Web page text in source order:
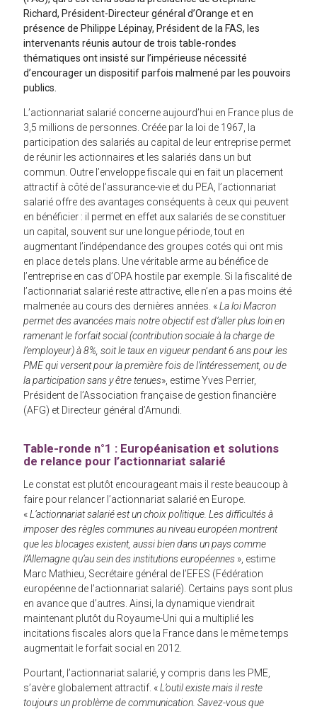
Richard, Président-Directeur général d’Orange et en
présence de Philippe Lépinay, Président de la FAS, les
intervenants réunis autour de trois table-rondes
thématiques ont insisté sur l’impérieuse nécessité
d’encourager un dispositif parfois malmené par les pouvoirs
publics.
L’actionnariat salarié concerne aujourd’hui en France plus de
3,5 millions de personnes. Créée par la loi de 1967, la
participation des salariés au capital de leur entreprise permet
de réunir les actionnaires et les salariés dans un but
commun. Outre l’enveloppe fiscale qui en fait un placement
attractif à côté de l’assurance-vie et du PEA, l’actionnariat
salarié offre des avantages conséquents à ceux qui peuvent
en bénéficier : il permet en effet aux salariés de se constituer
un capital, souvent sur une longue période, tout en
augmentant l’indépendance des groupes cotés qui ont mis
en place de tels plans. Une véritable arme au bénéfice de
l’entreprise en cas d’OPA hostile par exemple. Si la fiscalité de
l’actionnariat salarié reste attractive, elle n’en a pas moins été
malmenée au cours des dernières années. «La loi Macron
permet des avancées mais notre objectif est d’aller plus loin en
ramenant le forfait social (contribution sociale à la charge de
l’employeur) à 8%, soit le taux en vigueur pendant 6 ans pour les
PME qui versent pour la première fois de l’intéressement, ou de
la participation sans y être tenues», estime Yves Perrier,
Président de l’Association française de gestion financière
(AFG) et Directeur général d’Amundi.
Table-ronde n°1 : Européanisation et solutions
de relance pour l’actionnariat salarié
Le constat est plutôt encourageant mais il reste beaucoup à
faire pour relancer l’actionnariat salarié en Europe.
«L’actionnariat salarié est un choix politique. Les difficultés à
imposer des règles communes au niveau européen montrent
que les blocages existent, aussi bien dans un pays comme
l’Allemagne qu’au sein des institutions européennes», estime
Marc Mathieu, Secrétaire général de l’EFES (Fédération
européenne de l’actionnariat salarié). Certains pays sont plus
en avance que d’autres. Ainsi, la dynamique viendrait
maintenant plutôt du Royaume-Uni qui a multiplié les
incitations fiscales alors que la France dans le même temps
augmentait le forfait social en 2012.
Pourtant, l’actionnariat salarié, y compris dans les PME,
s’avère globalement attractif. «L’outil existe mais il reste
toujours un problème de communication. Savez-vous que